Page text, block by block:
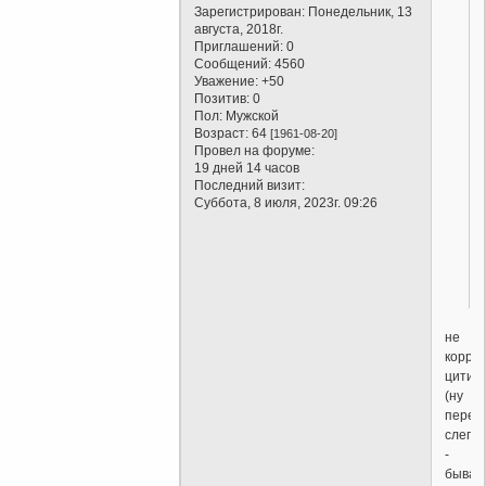
Зарегистрирован: Понедельник, 13
августа, 2018г.
Приглашений: 0
Сообщений: 4560
Уважение: +50
Позитив: 0
Пол: Мужской
Возраст: 64[1961-08-20]
Провел на форуме:
19 дней 14 часов
Последний визит:
Суббота, 8 июля, 2023г. 09:26
не
(ну
слегка
-